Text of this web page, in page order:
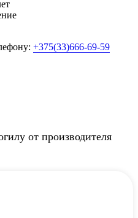
+375(33)666-69-59
от производителя